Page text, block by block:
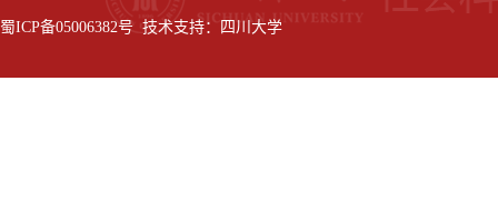
蜀ICP备05006382号 技术支持：四川大学